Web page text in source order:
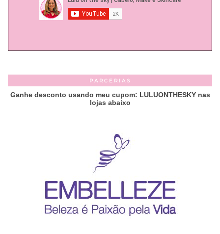
PARCERIAS
Ganhe desconto usando meu cupom: LULUONTHESKY nas
lojas abaixo